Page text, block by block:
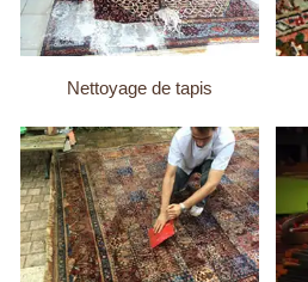
Nettoyage de tapis